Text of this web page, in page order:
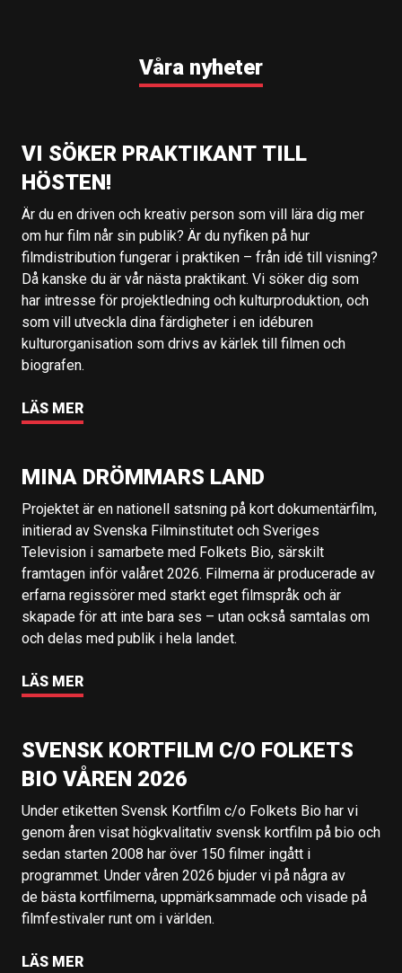
Våra nyheter
VI SÖKER PRAKTIKANT TILL
HÖSTEN!
Är du en driven och kreativ person som vill lära dig mer
om hur film når sin publik? Är du nyfiken på hur
filmdistribution fungerar i praktiken – från idé till visning?
Då kanske du är vår nästa praktikant. Vi söker dig som
har intresse för projektledning och kulturproduktion, och
som vill utveckla dina färdigheter i en idéburen
kulturorganisation som drivs av kärlek till filmen och
biografen.
LÄS MER
MINA DRÖMMARS LAND
Projektet är en nationell satsning på kort dokumentärfilm,
initierad av Svenska Filminstitutet och Sveriges
Television i samarbete med Folkets Bio, särskilt
framtagen inför valåret 2026. Filmerna är producerade av
erfarna regissörer med starkt eget filmspråk och är
skapade för att inte bara ses – utan också samtalas om
och delas med publik i hela landet.
LÄS MER
SVENSK KORTFILM C/O FOLKETS
BIO VÅREN 2026
Under etiketten Svensk Kortfilm c/o Folkets Bio har vi
genom åren visat högkvalitativ svensk kortfilm på bio och
sedan starten 2008 har över 150 filmer ingått i
programmet. Under våren 2026 bjuder vi på några av
de bästa kortfilmerna, uppmärksammade och visade på
filmfestivaler runt om i världen.
LÄS MER